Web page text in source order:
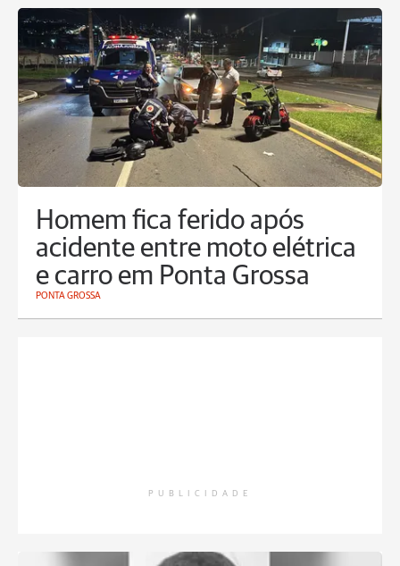
Homem fica ferido após
acidente entre moto elétrica
e carro em Ponta Grossa
PONTA GROSSA
PUBLICIDADE